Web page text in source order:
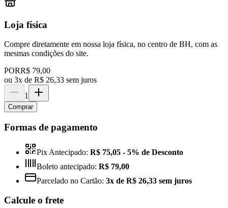
Loja física
Compre diretamente em nossa loja física, no centro de BH, com as
mesmas condições do site.
PORR$ 79,00
ou 3x de R$ 26,33 sem juros
1
Comprar
Formas de pagamento
Pix Antecipado: R$ 75,05 - 5% de Desconto
Boleto antecipado: R$ 79,00
Parcelado no Cartão: 3x de R$ 26,33 sem juros
Calcule o frete